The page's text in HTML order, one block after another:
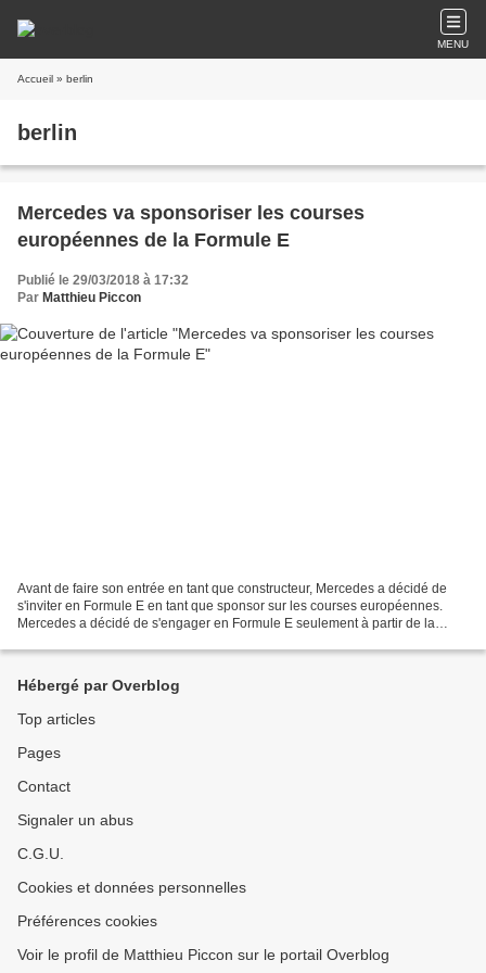
MENU
Accueil » berlin
berlin
Mercedes va sponsoriser les courses
européennes de la Formule E
Publié le 29/03/2018 à 17:32
Par Matthieu Piccon
Avant de faire son entrée en tant que constructeur, Mercedes a décidé de
s'inviter en Formule E en tant que sponsor sur les courses européennes.
Mercedes a décidé de s'engager en Formule E seulement à partir de la
Hébergé par Overblog
Top articles
Pages
Contact
Signaler un abus
C.G.U.
Cookies et données personnelles
Préférences cookies
Voir le profil de Matthieu Piccon sur le portail Overblog